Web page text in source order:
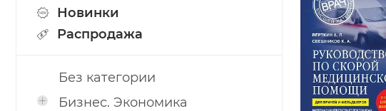
Новинки
Распродажа
Без категории
Бизнес. Экономика